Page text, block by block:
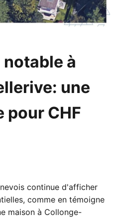
à
une
pour CHF
continue d'afficher
comme en témoigne
maison à Collonge-